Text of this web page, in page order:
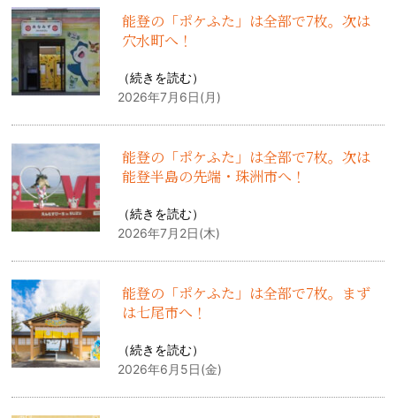
能登の「ポケふた」は全部で7枚。次は
穴水町へ！
（続きを読む）
2026年7月6日(月)
能登の「ポケふた」は全部で7枚。次は
能登半島の先端・珠洲市へ！
（続きを読む）
2026年7月2日(木)
能登の「ポケふた」は全部で7枚。まず
は七尾市へ！
（続きを読む）
2026年6月5日(金)